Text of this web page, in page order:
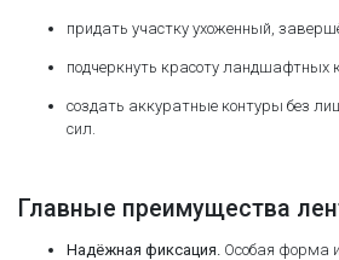
придать участку ухоженный,
подчеркнуть красоту ландшафтных
создать аккуратные контуры без
сил.
Главные преимущества
Надёжная фиксация. Особая форма